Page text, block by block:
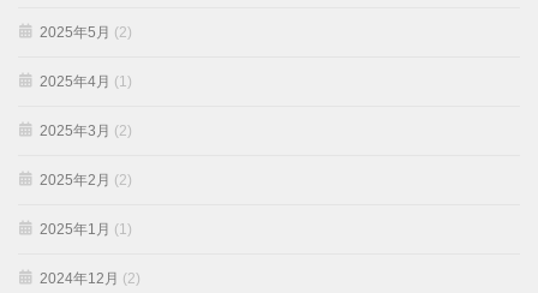
2025年5月 (2)
2025年4月 (1)
2025年3月 (2)
2025年2月 (2)
2025年1月 (1)
2024年12月 (2)